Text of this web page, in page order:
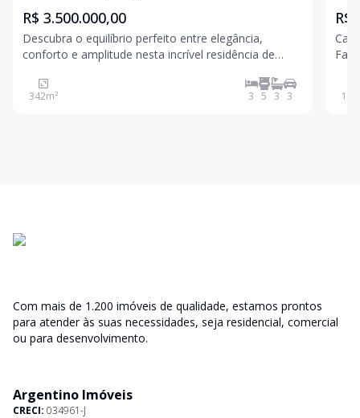
R$ 3.500.000,00
Descubra o equilíbrio perfeito entre elegância,
conforto e amplitude nesta incrível residência de
proporcionar momentos inesquecíveis para você e
sua família. Com uma presença imponente marcada
342m² 3 5 3 3
R$
180
Com mais de 1.200 imóveis de qualidade, estamos prontos
para atender às suas necessidades, seja residencial, comercial
ou para desenvolvimento.
Argentino Imóveis
CRECI: 034961-J